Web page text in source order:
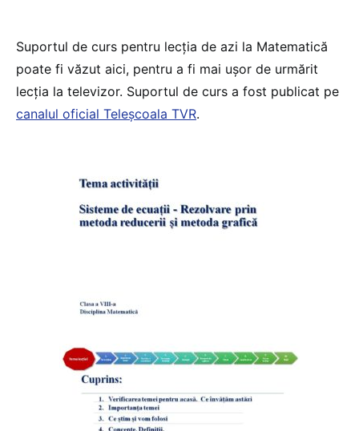
Suportul de curs pentru lecția de azi la Matematică
poate fi văzut aici, pentru a fi mai ușor de urmărit
lecția la televizor. Suportul de curs a fost publicat pe
canalul oficial Teleșcoala TVR.